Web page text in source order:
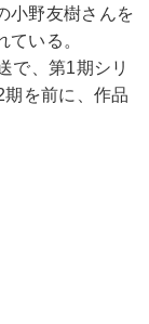
小野友樹さんを
いる。
で、第1期シリ
を前に、作品